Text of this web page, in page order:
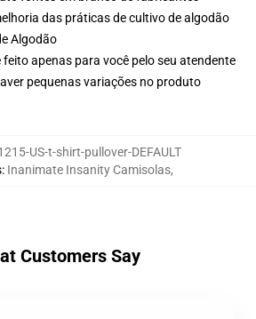
das práticas de cultivo de algodão
Algodão
feito apenas para você pelo seu atendente
pequenas variações no produto
US-t-shirt-pullover-DEFAULT
: Inanimate Insanity Camisolas,
Customers Say